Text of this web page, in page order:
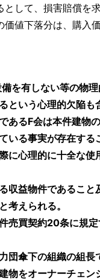
して、損害賠償を
価値下落分は、購入
を有しない等の物
という心理的欠陥
あるF会は本件建物
いる事実が存在する
に心理的に十全な使
益物件であること
えられる。
売買契約20条に規
傘下の組織の組長
物をオーナーチェ